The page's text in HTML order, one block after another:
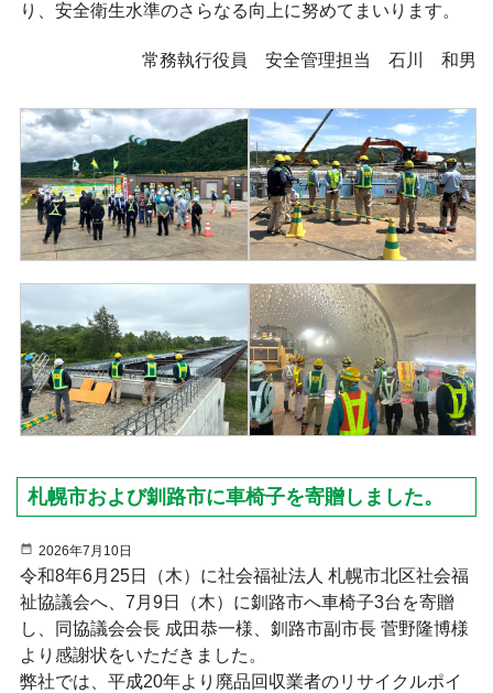
り、安全衛生水準のさらなる向上に努めてまいります。
常務執行役員 安全管理担当 石川 和男
札幌市および釧路市に車椅子を寄贈しました。
2026年7月10日
令和8年6月25日（木）に社会福祉法人 札幌市北区社会福
祉協議会へ、7月9日（木）に釧路市へ車椅子3台を寄贈
し、同協議会会長 成田恭一様、釧路市副市長 菅野隆博様
より感謝状をいただきました。
弊社では、平成20年より廃品回収業者のリサイクルポイ